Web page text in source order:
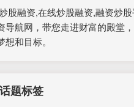
股融资,在线炒股融资,融资炒
导航网，带您走进财富的殿堂
想和目标。
话题标签